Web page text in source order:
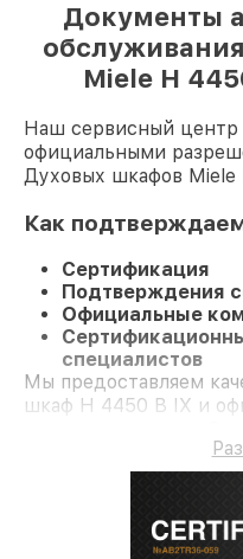
Документы
Miele H
Наш сервисный центр
официальными
Духовых шкафов Miele
Как
Сертификация
Подтверждения
Официальные
специалистов
Мы предоставляем
шкаф H 4450 B IX и